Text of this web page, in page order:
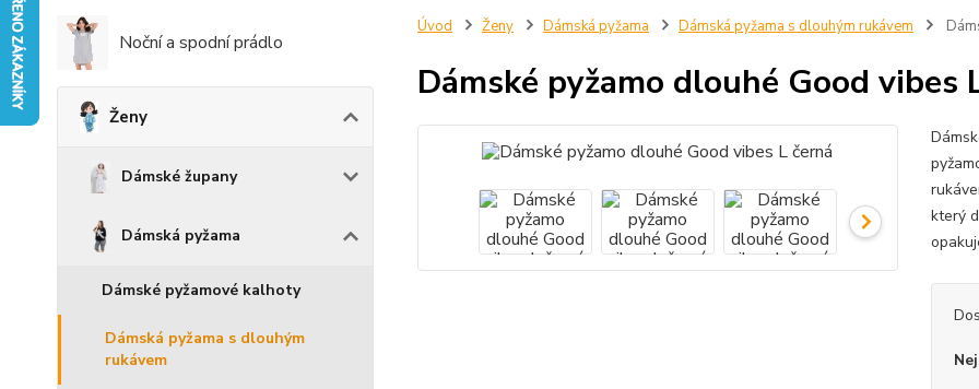
Noční a spodní prádlo
Ženy
Dámské župany
Dámská pyžama
Dámské pyžamové kalhoty
Dámská pyžama s dlouhým
rukávem
Úvod Ženy Dámská pyžama Dámská pyžama s dlouhým rukávem
Dámské pyžamo dlouhé Good vibes
který